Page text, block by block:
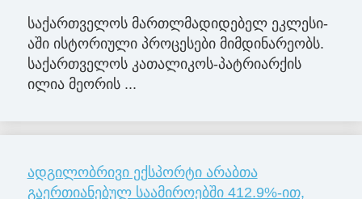
სა­ქარ­თვე­ლოს მარ­თლმა­დი­დე­ბელ ეკ­ლე­სი­
ა­ში ის­ტო­რი­უ­ლი პრო­ცე­სე­ბი მიმ­დი­ნა­რე­ობს.
სა­ქარ­თვე­ლოს კა­თა­ლი­კოს-პატ­რი­არ­ქის
ილია მე­ო­რის ...
ადგილობრივი ექსპორტი არაბთა
გაერთიანებულ საამიროებში 412.9%-ით,